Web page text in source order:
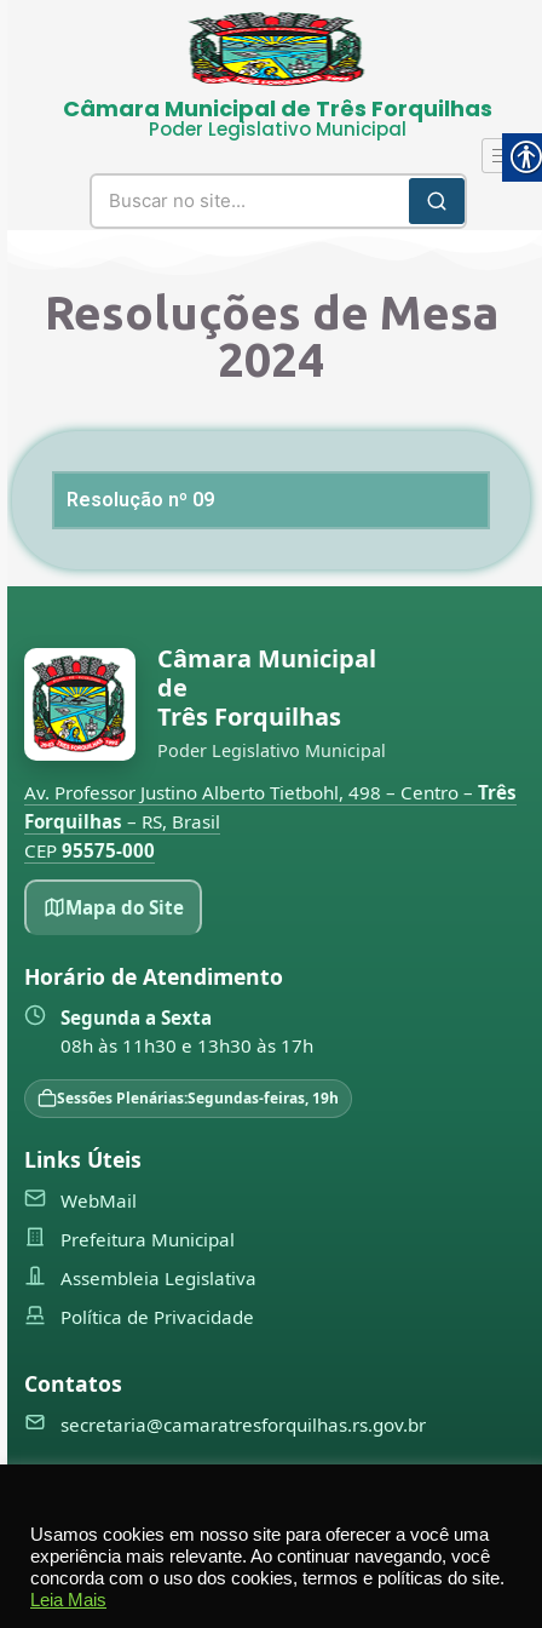
Câmara Municipal de Três Forquilhas
Poder Legislativo Municipal
Resoluções de Mesa
2024
Resolução nº 09
Câmara Municipal
de
Três Forquilhas
Poder Legislativo Municipal
Av. Professor Justino Alberto Tietbohl, 498 – Centro – Três
Forquilhas – RS, Brasil
CEP 95575-000
Mapa do Site
Horário de Atendimento
Segunda a Sexta
08h às 11h30 e 13h30 às 17h
Sessões Plenárias:Segundas-feiras, 19h
Links Úteis
WebMail
Prefeitura Municipal
Assembleia Legislativa
Política de Privacidade
Contatos
secretaria@camaratresforquilhas.rs.gov.br
direitos reservados
Av. Professor Justino Alberto Tietbohl, 498 – Centro –
Usamos cookies em nosso site para oferecer a você uma
experiência mais relevante. Ao continuar navegando, você
concorda com o uso dos cookies, termos e políticas do site.
Leia Mais